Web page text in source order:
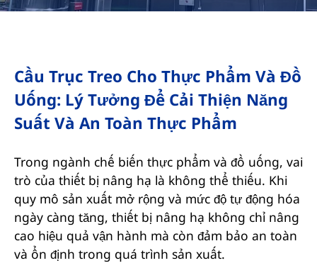
Cầu Trục Treo Cho Thực Phẩm Và Đồ
Uống: Lý Tưởng Để Cải Thiện Năng
Suất Và An Toàn Thực Phẩm
Trong ngành chế biến thực phẩm và đồ uống, vai
trò của thiết bị nâng hạ là không thể thiếu. Khi
quy mô sản xuất mở rộng và mức độ tự động hóa
ngày càng tăng, thiết bị nâng hạ không chỉ nâng
cao hiệu quả vận hành mà còn đảm bảo an toàn
và ổn định trong quá trình sản xuất.